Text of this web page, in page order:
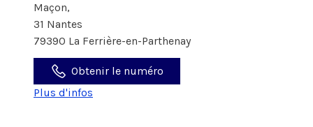
Maçon,
31 Nantes
79390 La Ferrière-en-Parthenay
Obtenir le numéro
Plus d'infos